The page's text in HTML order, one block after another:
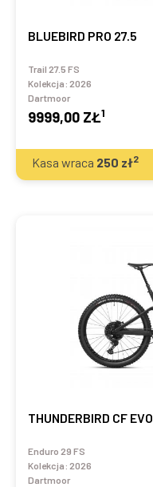
BLUEBIRD PRO 27.5
Trail 27.5 FS
Kolekcja: 2026
Dartmoor
9999,00 ZŁ1
Kasa wraca 250 zł2
THUNDERBIRD CF EVO
Enduro 29 FS
Kolekcja: 2026
Dartmoor